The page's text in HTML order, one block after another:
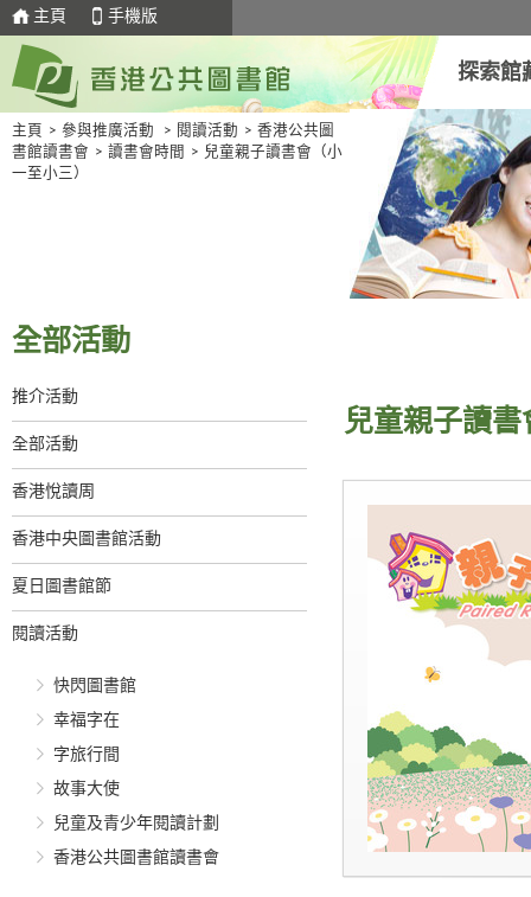
主頁 手機版
探索館
主頁 > 參與推廣活動 > 閱讀活動 > 香港公共圖
書館讀書會 > 讀書會時間 > 兒童親子讀書會（小
一至小三）
全部活動
推介活動
全部活動
香港悅讀周
香港中央圖書館活動
夏日圖書館節
閱讀活動
快閃圖書館
幸福字在
字旅行間
故事大使
兒童及青少年閱讀計劃
香港公共圖書館讀書會
兒童親子讀書